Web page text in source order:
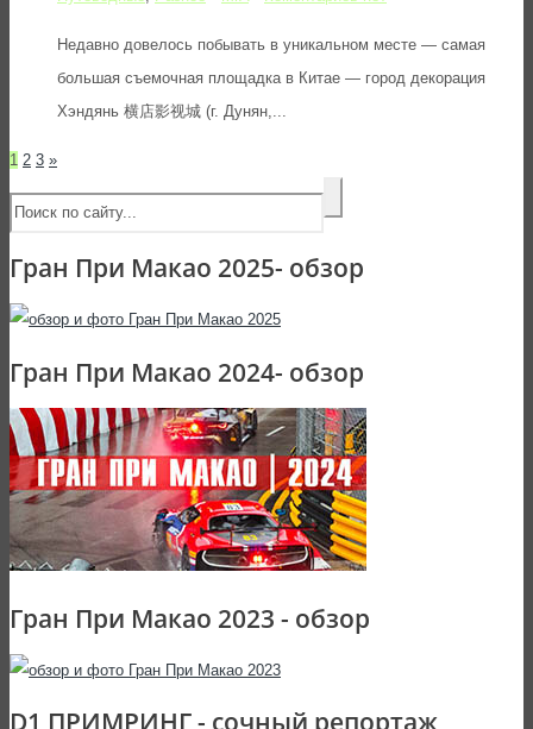
Недавно довелось побывать в уникальном месте — самая
большая съемочная площадка в Китае — город декорация
Хэндянь 横店影视城 (г. Дунян,...
1 2 3 »
Гран При Макао 2025- обзор
Гран При Макао 2024- обзор
Гран При Макао 2023 - обзор